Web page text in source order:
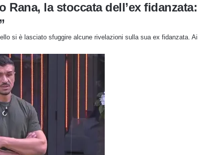
Rana, la stoccata dell’ex fidanzata:
si è lasciato sfuggire alcune rivelazioni sulla sua ex fidanzata. Ai